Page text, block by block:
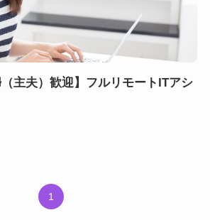
（主夫）歓迎】フルリモートITアシ
1